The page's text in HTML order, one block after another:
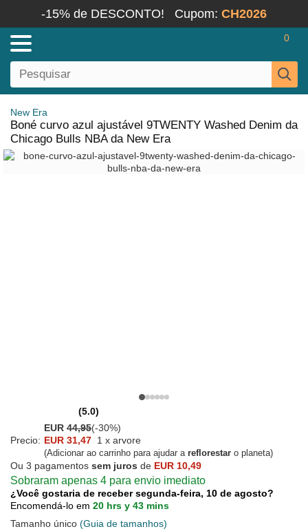
-15% de DESCONTO! Cupom: CH2026
0
New Era
Boné curvo azul ajustável 9TWENTY Washed Denim da
Chicago Bulls NBA da New Era
(5.0)
EUR 44,95(-30%)
Precio: EUR 31,47 1 x arvore
(Adicionar ao carrinho para ajudar a reflorestar o planeta)
Ou 3 pagamentos sem juros de EUR 10,49
Sobraram apenas 4 para envio imediato
¿Você gostaria de receber segunda-feira, 10 de agosto?
Encomendá-lo em 20 hrs y 43 mins
Tamanho único (Guia de tamanhos)